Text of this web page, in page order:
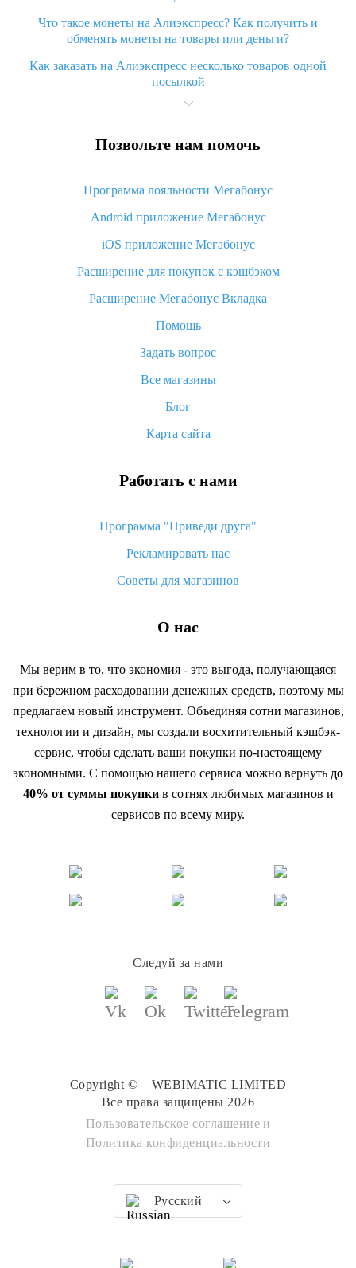
Что такое монеты на Алиэкспресс? Как получить и
обменять монеты на товары или деньги?
Как заказать на Алиэкспресс несколько товаров одной
посылкой
Что значит статус «Заказ закрыт» на Алиэкспресс и что
Что делать, если Алиэкспресс просит ввести паспортные
Как узнать, куда пришла посылка с Алиэкспресс
Вы отменили заказ на Алиэкспресс, когда вернут деньги?
Что такое баллы на Алиэкспресс, как их получить и
«AliExpress Standard Shipping»: что это за метод доставки и
как его отслеживать
Как покупать оптом на Алиэкспресс
Что делать, если не пришел товар с Алиэкспресс
возврата денег
Позвольте нам помочь
Программа лояльности Мегабонус
Android приложение Мегабонус
iOS приложение Мегабонус
Расширение для покупок с кэшбэком
Расширение Мегабонус Вкладка
Помощь
Задать вопрос
Все магазины
Блог
Карта сайта
Работать с нами
Программа "Приведи друга"
Рекламировать нас
Советы для магазинов
О нас
Мы верим в то, что экономия - это выгода, получающаяся
при бережном расходовании денежных средств, поэтому мы
предлагаем новый инструмент. Объединяя сотни магазинов,
технологии и дизайн, мы создали восхитительный кэшбэк-
сервис, чтобы сделать ваши покупки по-настоящему
экономными. С помощью нашего сервиса можно вернуть до
40% от суммы покупкив сотнях любимых магазинов и
сервисов по всему миру.
Следуй за нами
Copyright © – WEBIMATIC LIMITED
Все права защищены 2026
Пользовательское соглашение и
Политика конфиденциальности
Русский